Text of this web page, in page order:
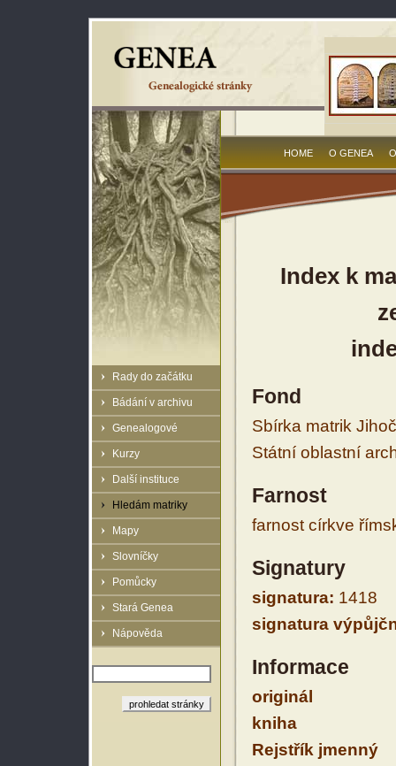
Rady do začátku
Bádání v archivu
Genealogové
Kurzy
Další instituce
Hledám matriky
Mapy
Slovníčky
Pomůcky
Stará Genea
Nápověda
HOME O GENEA
Index k
Fond
Sbírka matrik
Státní oblastní
Farnost
farnost církve
Signatury
signatura: 1418
signatura
Informace
originál
kniha
Rejstřík jmenný